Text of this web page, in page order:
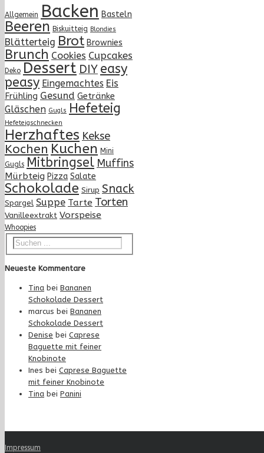
Allgemein Backen Basteln
Beeren Biskuitteig Blondies
Blätterteig Brot Brownies
Brunch Cookies Cupcakes
Deko Dessert DIY easy
peasy Eingemachtes Eis
Frühling Gesund Getränke
Gläschen Gugls Hefeteig
Hefeteigschnecken
Herzhaftes Kekse
Kochen Kuchen Mini
Gugls Mitbringsel Muffins
Mürbteig Pizza Salate
Schokolade Sirup Snack
Spargel Suppe Tarte Torten
Vanilleextrakt Vorspeise
Whoopies
Neueste Kommentare
Tina bei Bananen
Schokolade Dessert
marcus bei Bananen
Schokolade Dessert
Denise bei Caprese
Baguette mit feiner
Knobinote
Ines bei Caprese Baguette
mit feiner Knobinote
Tina bei Panini
Impressum